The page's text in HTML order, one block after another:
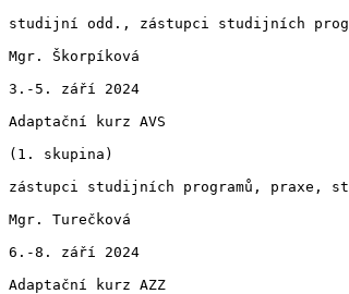
studijní odd., zástupci studijních
Mgr. Škorpíková
3.-5. září 2024
Adaptační kurz AVS
(1. skupina)
zástupci studijních programů, praxe,
Mgr. Turečková
6.-8. září 2024
Adaptační kurz AZZ